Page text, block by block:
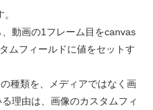
動画の1フレーム目をcanvas
ムフィールドに値をセットす
種類を、メディアではなく画
理由は、画像のカスタムフィ